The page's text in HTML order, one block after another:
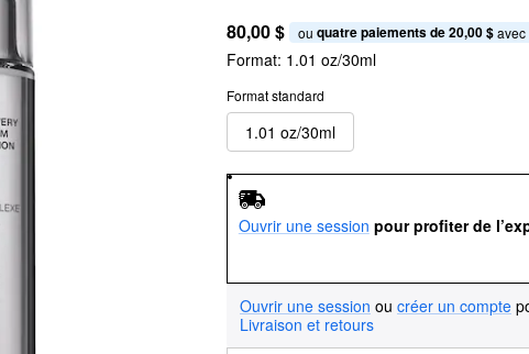
80,00 $ ou quatre paiements de 20,00 $ avec
Format: 1.01 oz/30ml
Format standard
1.01 oz/30ml
Ouvrir une session pour profiter de
Ouvrir une session ou créer un compte
Livraison et retours